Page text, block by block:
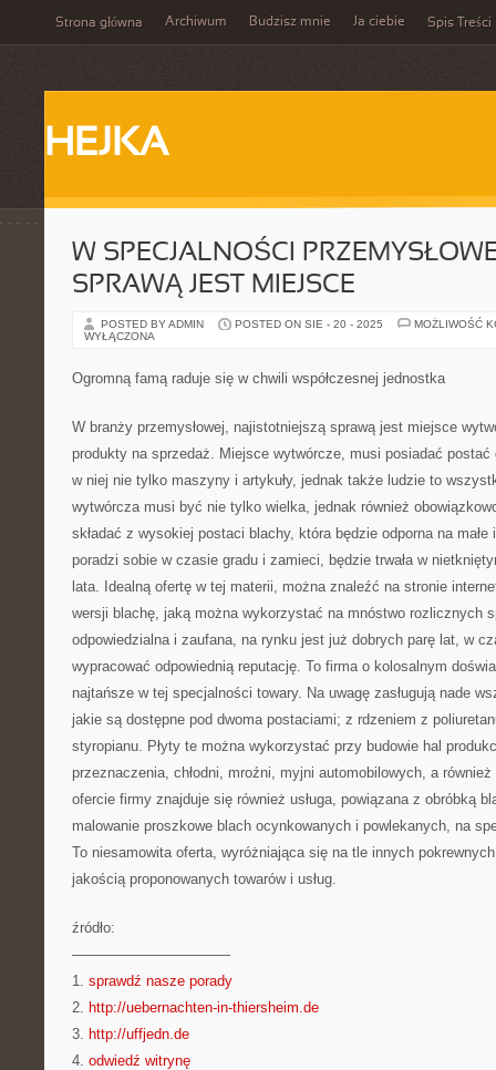
Strona główna Archiwum Budzisz mnie Ja ciebie Spis Treści
HEJKA
W SPECJALNOŚCI
SPRAWĄ JEST MIEJSCE
POSTED BY ADMIN POSTED ON SIE - 20 - 2025
MOŻLIWOŚĆ
WYŁĄCZONA
Ogromną famą raduje się w chwili współczesnej jednostka
W branży przemysłowej, najistotniejszą sprawą jest miejsce
produkty na sprzedaż. Miejsce wytwórcze, musi posiadać postać
w niej nie tylko maszyny i artykuły, jednak także ludzie to
wytwórcza musi być nie tylko wielka, jednak również
składać z wysokiej postaci blachy, która będzie odporna na
poradzi sobie w czasie gradu i zamieci, będzie trwała w
lata. Idealną ofertę w tej materii, można znaleźć na stronie
wersji blachę, jaką można wykorzystać na mnóstwo rozlicznych
odpowiedzialna i zaufana, na rynku jest już dobrych parę lat, w
wypracować odpowiednią reputację. To firma o kolosalnym
najtańsze w tej specjalności towary. Na uwagę zasługują nade
jakie są dostępne pod dwoma postaciami; z rdzeniem z
styropianu. Płyty te można wykorzystać przy budowie hal
przeznaczenia, chłodni, mroźni, myjni automobilowych, a
ofercie firmy znajduje się również usługa, powiązana z obróbką
malowanie proszkowe blach ocynkowanych i powlekanych, na
To niesamowita oferta, wyróżniająca się na tle innych
jakością proponowanych towarów i usług.
źródło:
———————————
1. sprawdź nasze porady
2. http://uebernachten-in-thiersheim.de
3. http://uffjedn.de
4. odwiedź witrynę